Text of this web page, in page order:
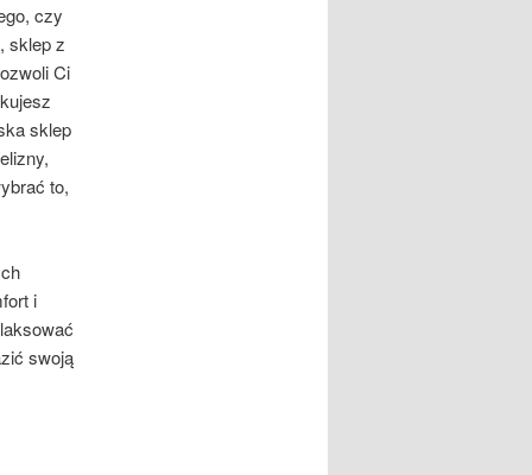
czy
sklep z
Ci
sklep
to,
i
swoją